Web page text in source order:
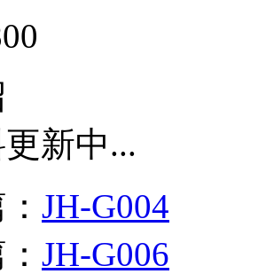
新中...
JH-G004
JH-G006